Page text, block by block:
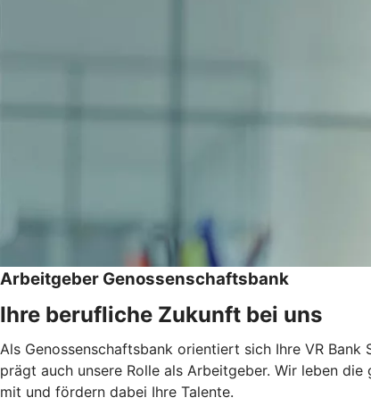
Arbeitgeber Genossenschaftsbank
Ihre berufliche Zukunft bei uns
Als Genossenschaftsbank orientiert sich Ihre VR
prägt auch unsere Rolle als Arbeitgeber. Wir leben
mit und fördern dabei Ihre Talente.